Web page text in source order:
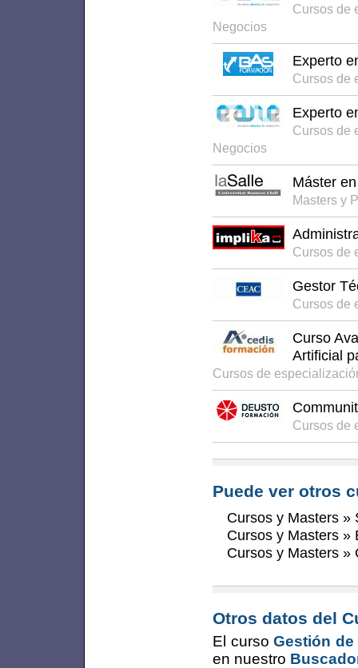
Cursos de
Negocios
Experto
Cursos de
Experto
Cursos de
Negocios
Máster
Masters y
Cursos de
Gestor
Cursos de
Curso
Artificial
Cursos de
Cursos de
Puede ver otros
Cursos y Masters »
Cursos y Masters »
Cursos y Masters »
Otros datos del
El cursoGestión
en nuestro